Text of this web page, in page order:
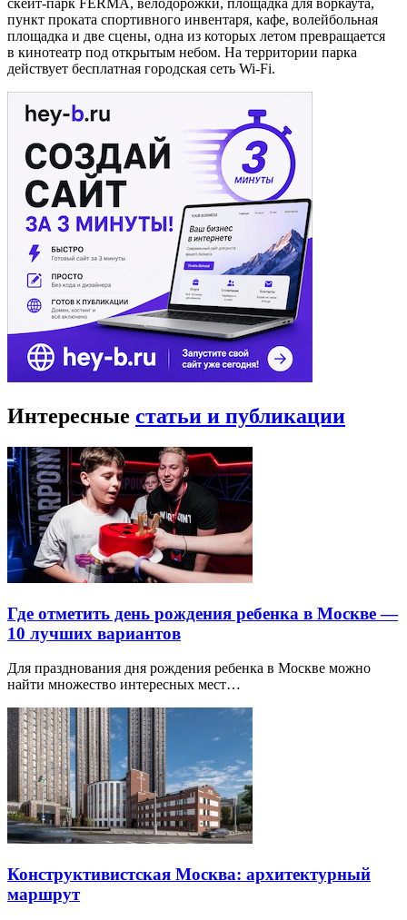
скейт-парк FERMA, велодорожки, площадка для воркаута,
пункт проката спортивного инвентаря, кафе, волейбольная
площадка и две сцены, одна из которых летом превращается
в кинотеатр под открытым небом. На территории парка
действует бесплатная городская сеть Wi-Fi.
Интересные статьи и публикации
Где отметить день рождения ребенка в Москве —
10 лучших вариантов
Для празднования дня рождения ребенка в Москве можно
найти множество интересных мест…
Конструктивистская Москва: архитектурный
маршрут